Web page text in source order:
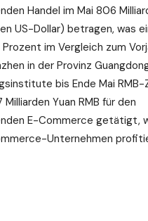
Handel im Mai 806
US-Dollar) betragen, was
im Vergleich zum
in der Provinz
bis Ende Mai RMB-
Yuan RMB für den
E-Commerce getätigt,
Unternehmen